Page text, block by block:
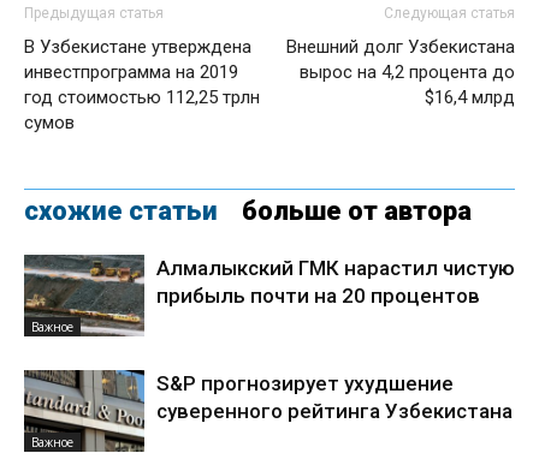
Предыдущая статья
В Узбекистане утверждена
инвестпрограмма на 2019
год стоимостью 112,25 трлн
сумов
Следующая статья
Внешний долг Узбекистана
вырос на 4,2 процента до
$16,4 млрд
схожие статьи больше от автора
Важное
Алмалыкский ГМК нарастил чистую
прибыль почти на 20 процентов
Важное
S&P прогнозирует ухудшение
суверенного рейтинга Узбекистана